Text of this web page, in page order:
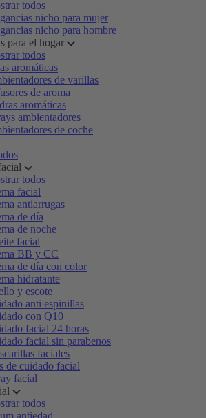
todos
nicho para mujer
nicho para hombre
para el hogar
todos
aromáticas
de varillas
de aroma
aromáticas
ambientadores
de coche
todos
facial
antiarrugas
de día
de noche
facial
BB y CC
de día con color
hidratante
y escote
anti espinillas
con Q10
facial 24 horas
facial sin parabenos
faciales
de cuidado facial
facial
todos
antiedad